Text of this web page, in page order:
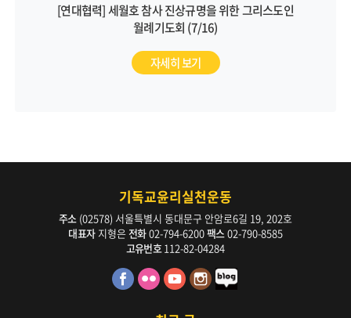
[연대협력] 세월호 참사 진상규명을 위한 그리스도인
월례기도회 (7/16)
자세히 보기
기독교윤리실천운동
주소 (02578) 서울특별시 동대문구 안암로6길 19, 202호
대표자지형은 전화02-794-6200팩스 02-790-8585
고유번호 112-82-04284